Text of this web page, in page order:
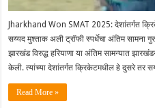
Jharkhand Won SMAT 2025: देशांतर्गत
सय्यद मुश्ताक अली ट्रॉफी स्पर्धेचा अंतिम सामना
झारखंड विरुद्ध हरियाणा या अंतिम सामन्यात
केली. त्यांच्या देशांतर्गत क्रिकेटमधील हे दुसरे तर
Read More »